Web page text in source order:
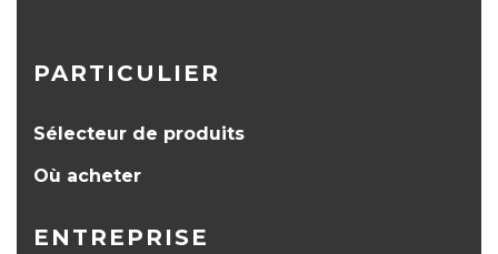
PARTICULIER
Sélecteur de produits
Où acheter
ENTREPRISE